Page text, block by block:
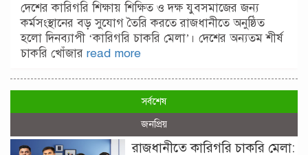
দেশের কারিগরি শিক্ষায় শিক্ষিত ও দক্ষ যুবসমাজের জন্য
কর্মসংস্থানের বড় সুযোগ তৈরি করতে রাজধানীতে অনুষ্ঠিত
হলো দিনব্যাপী ‘কারিগরি চাকরি মেলা’। দেশের অন্যতম শীর্ষ
চাকরি খোঁজার read more
সর্বশেষ
জনপ্রিয়
রাজধানীতে কারিগরি চাকরি মেলা: